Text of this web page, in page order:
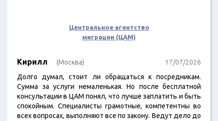
Центральное агентство
миграции (ЦАМ)
Кирилл (Москва)
17/07/2026
Долго думал, стоит ли обращаться к посредникам.
Сумма за услуги немаленькая. Но после бесплатной
консультации в ЦАМ понял, что лучше заплатить и быть
спокойным. Специалисты грамотные, компетентны во
всех вопросах, выполняют все по закону. Ведут дело до